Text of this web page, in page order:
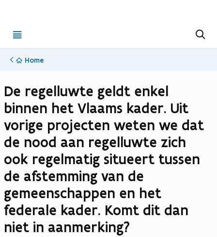
menu
Home
De regelluwte geldt enkel
binnen het Vlaams kader. Uit
vorige projecten weten we dat
de nood aan regelluwte zich
ook regelmatig situeert tussen
de afstemming van de
gemeenschappen en het
federale kader. Komt dit dan
niet in aanmerking?